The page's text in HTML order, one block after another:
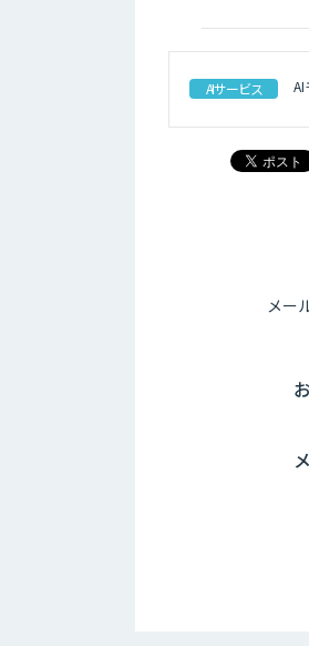
AIサービス AI
メー